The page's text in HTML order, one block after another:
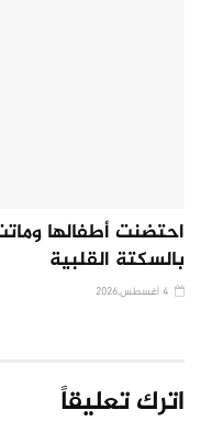
احتضنت أطفالها
بالسكتة القلبية
اترك تعليقاً